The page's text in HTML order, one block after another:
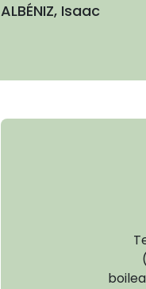
ALBÉNIZ, Isaac